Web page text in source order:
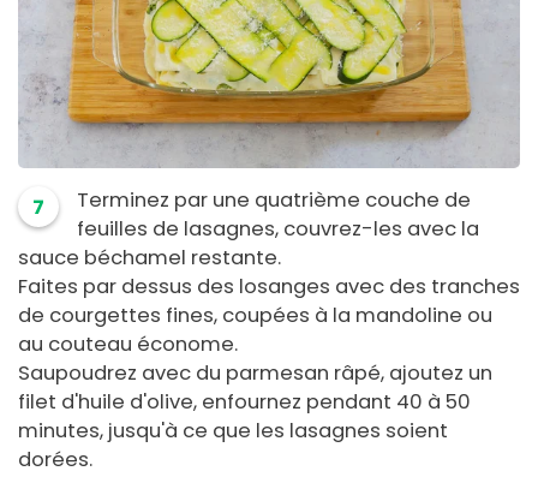
7
Terminez par une quatrième couche de
feuilles de lasagnes, couvrez-les avec la
sauce béchamel restante.
Faites par dessus des losanges avec des tranches
de courgettes fines, coupées à la mandoline ou
au couteau économe.
Saupoudrez avec du parmesan râpé, ajoutez un
filet d'huile d'olive, enfournez pendant 40 à 50
minutes, jusqu'à ce que les lasagnes soient
dorées.